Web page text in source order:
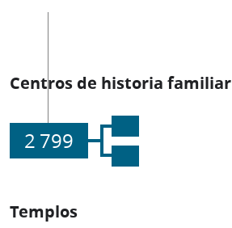
Centros de historia familiar
2 799
Templos